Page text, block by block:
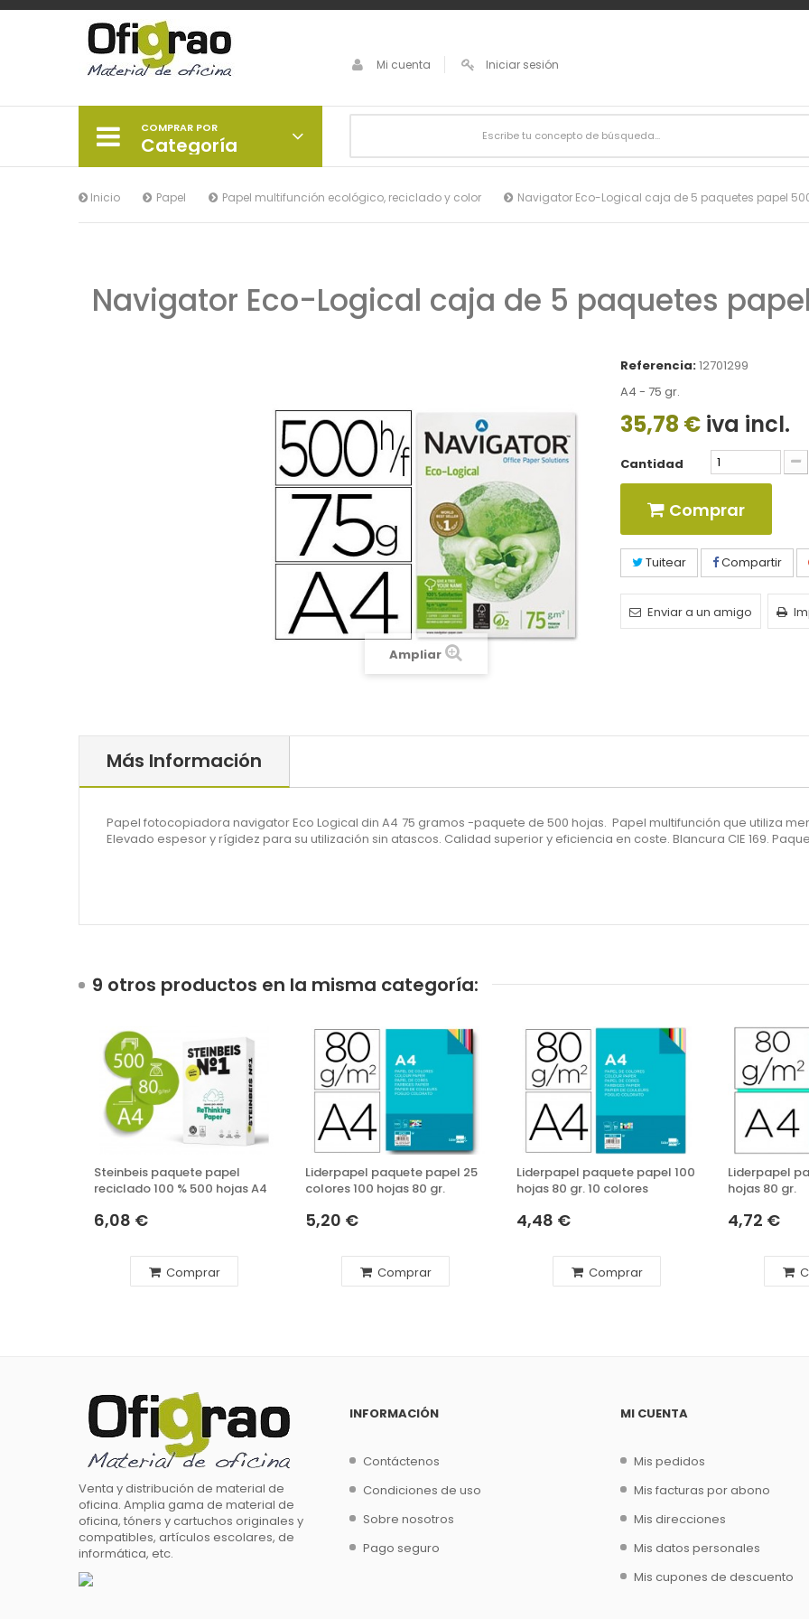
Mi cuenta Iniciar sesión
COMPRAR POR
Categoría
Inicio Papel Papel multifunción ecológico, reciclado y color Navigator Eco-Logical caja de 5 paquetes papel
Navigator Eco-Logical caja de 5 paquetes
Ampliar
Referencia:12701299
A4 - 75 gr.
35,78 €iva incl.
Cantidad
Comprar
Tuitear Compartir
Enviar a un amigo
Más Información
Papel fotocopiadora navigator Eco Logical din A4 75 gramos -paquete de 500 hojas.Papel multifunción que utiliza
Elevado espesor y rígidez para su utilización sin atascos. Calidad superior y eficiencia en coste. Blancura CIE 169.
9 otros productos en la misma categoría:
Steinbeis paquete papel
reciclado 100 % 500 hojas A4
6,08 €
Comprar
Liderpapel paquete papel 25
colores 100 hojas 80 gr.
5,20 €
Comprar
Liderpapel paquete papel 100
hojas 80 gr. 10 colores
4,48 €
Comprar
Liderpapel
hojas 80 gr.
4,72 €
Venta y distribución de material de
oficina. Amplia gama de material de
oficina, tóners y cartuchos originales y
compatibles, artículos escolares, de
informática, etc.
INFORMACIÓN
Contáctenos
Condiciones de uso
Sobre nosotros
Pago seguro
MI CUENTA
Mis pedidos
Mis facturas por abono
Mis direcciones
Mis datos personales
Mis cupones de descuento